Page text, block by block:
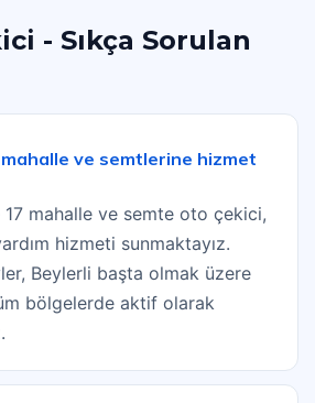
- Sıkça Sorulan
ve semtlerine hizmet
mahalle ve semte oto çekici,
hizmeti sunmaktayız.
Beylerli başta olmak üzere
bölgelerde aktif olarak